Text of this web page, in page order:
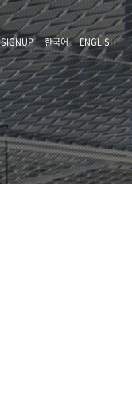
한국어 ENGLISH
SIGNUP